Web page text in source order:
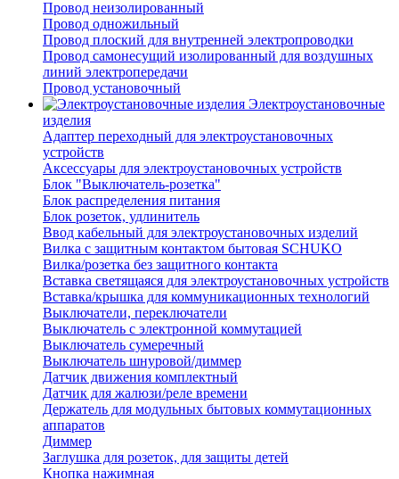
Провод неизолированный
Провод одножильный
Провод плоский для внутренней электропроводки
Провод самонесущий изолированный для воздушных
линий электропередачи
Провод установочный
Электроустановочные
изделия
Адаптер переходный для электроустановочных
устройств
Аксессуары для электроустановочных устройств
Блок "Выключатель-розетка"
Блок распределения питания
Блок розеток, удлинитель
Ввод кабельный для электроустановочных изделий
Вилка с защитным контактом бытовая SCHUKO
Вилка/розетка без защитного контакта
Вставка светящаяся для электроустановочных устройств
Вставка/крышка для коммуникационных технологий
Выключатели, переключатели
Выключатель с электронной коммутацией
Выключатель сумеречный
Выключатель шнуровой/диммер
Датчик движения комплектный
Датчик для жалюзи/реле времени
Держатель для модульных бытовых коммутационных
аппаратов
Диммер
Заглушка для розеток, для защиты детей
Кнопка нажимная